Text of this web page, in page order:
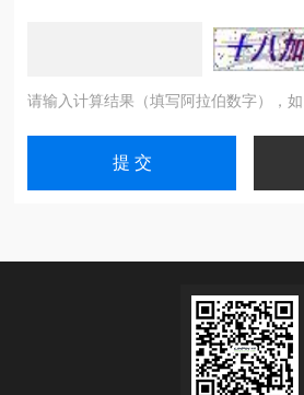
请输入计算结果（填写阿拉伯数字），